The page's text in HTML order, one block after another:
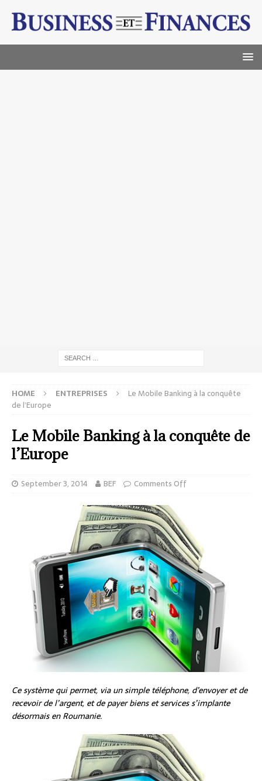
HOME ENTREPRISES
Le Mobile Banking à la conquête
de l’Europe
Le Mobile Banking à la conquête de
l’Europe
September 3, 2014 BEF Comments Off
Ce système qui permet, via un simple téléphone, d’envoyer et de
recevoir de l’argent, et de payer biens et services s’implante
désormais en Roumanie.